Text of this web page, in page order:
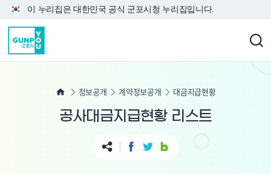
본문 바로가기
이 누리집은 대한민국 공식 군포시청 누리집입니다.
정보공개 계약정보공개 대금지급현황
공사대금지급현황 리스트